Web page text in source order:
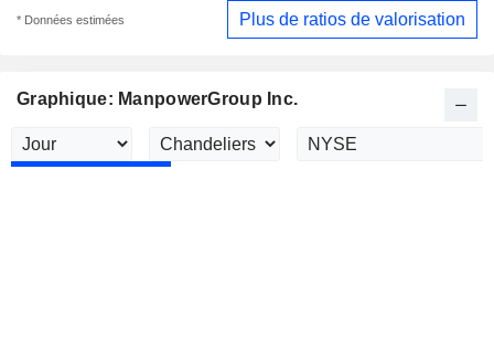
* Données estimées Plus de ratios de valorisation
Graphique: ManpowerGroup Inc.